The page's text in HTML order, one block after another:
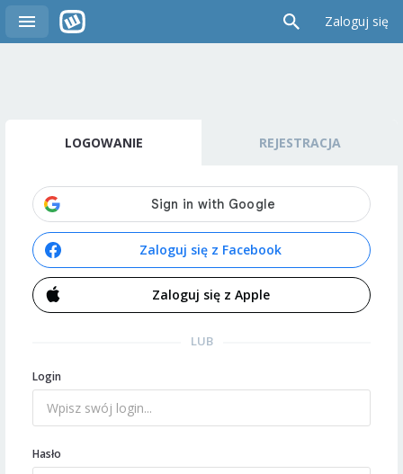
Zaloguj się
LOGOWANIE REJESTRACJA
Zaloguj się z Facebook
Zaloguj się z Apple
LUB
Login
Hasło